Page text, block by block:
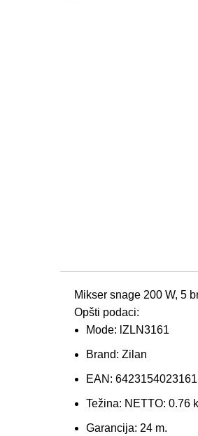
Mikser snage 200 W, 5
Opšti podaci:
Mode: l ZLN3161
Brand: Zilan
EAN: 6423154023161
Težina: NETTO: 0.76
Garancija: 24 m.